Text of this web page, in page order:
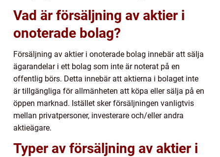
Vad är försäljning av aktier i
onoterade bolag?
Försäljning av aktier i onoterade bolag innebär att sälja
ägarandelar i ett bolag som inte är noterat på en
offentlig börs. Detta innebär att aktierna i bolaget inte
är tillgängliga för allmänheten att köpa eller sälja på en
öppen marknad. Istället sker försäljningen vanligtvis
mellan privatpersoner, investerare och/eller andra
aktieägare.
Typer av försäljning av aktier i